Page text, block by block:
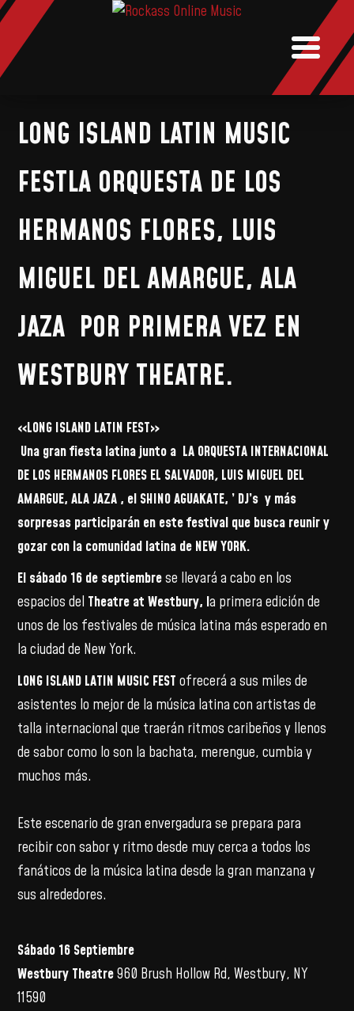
MUSIC
LONG ISLAND LATIN MUSIC
FESTLA ORQUESTA DE LOS
HERMANOS FLORES, LUIS
MIGUEL DEL AMARGUE, ALA
JAZA POR PRIMERA VEZ EN
WESTBURY THEATRE.
«LONG ISLAND LATIN FEST»
Una gran fiesta latina junto a LA ORQUESTA INTERNACIONAL
DE LOS HERMANOS FLORES EL SALVADOR, LUIS MIGUEL DEL
AMARGUE, ALA JAZA , el SHINO AGUAKATE, ’ DJ’s y más
sorpresas participarán en este festival que busca reunir y
gozar con la comunidad latina de NEW YORK.
El sábado 16 de septiembrese llevará a cabo en los
espacios del Theatre at Westbury, la primera edición de
unos de los festivales de música latina más esperado en
la ciudad de New York.
LONG ISLAND LATIN MUSIC FESTofrecerá a sus miles de
asistentes lo mejor de la música latina con artistas de
talla internacional que traerán ritmos caribeños y llenos
de sabor como lo son la bachata, merengue, cumbia y
muchos más.
Este escenario de gran envergadura se prepara para
recibir con sabor y ritmo desde muy cerca a todos los
fanáticos de la música latina desde la gran manzana y
sus alrededores.
Sábado 16 Septiembre
Westbury Theatre960 Brush Hollow Rd, Westbury, NY
11590